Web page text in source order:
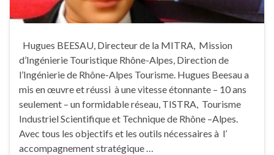
Hugues BEESAU, Directeur de la MITRA, Mission
d’Ingénierie Touristique Rhône-Alpes, Direction de
l’Ingénierie de Rhône-Alpes Tourisme. Hugues Beesau a
mis en œuvre et réussi à une vitesse étonnante – 10 ans
seulement – un formidable réseau, TISTRA, Tourisme
Industriel Scientifique et Technique de Rhône –Alpes.
Avec tous les objectifs et les outils nécessaires à l’
accompagnement stratégique …